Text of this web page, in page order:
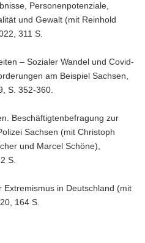
Personenpotenziale,
und Gewalt (mit Reinhold
311 S.
– Sozialer Wandel und Covid-
am Beispiel Sachsen,
S. 352-360.
Beschäftigtenbefragung zur
Sachsen (mit Christoph
und Marcel Schöne),
S.
Extremismus in Deutschland (mit
164 S.